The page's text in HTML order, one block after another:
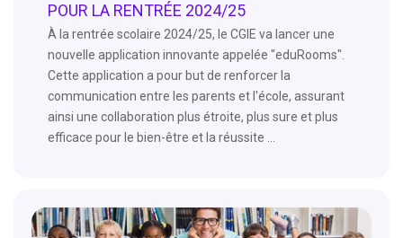
POUR LA RENTRÉE 2024/25
À la rentrée scolaire 2024/25, le CGIE va lancer une
nouvelle application innovante appelée "eduRooms".
Cette application a pour but de renforcer la
communication entre les parents et l'école, assurant
ainsi une collaboration plus étroite, plus sure et plus
efficace pour le bien-être et la réussite ...